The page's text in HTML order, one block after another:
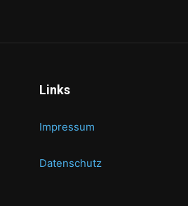
Links
Impressum
Datenschutz